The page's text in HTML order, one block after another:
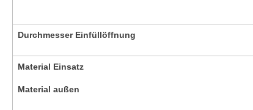
Durchmesser Einfüllöffnung
Material Einsatz
Material außen